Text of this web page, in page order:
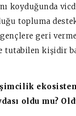
koyduğunda
topluma destek
geri
kişidir
oldu mu?